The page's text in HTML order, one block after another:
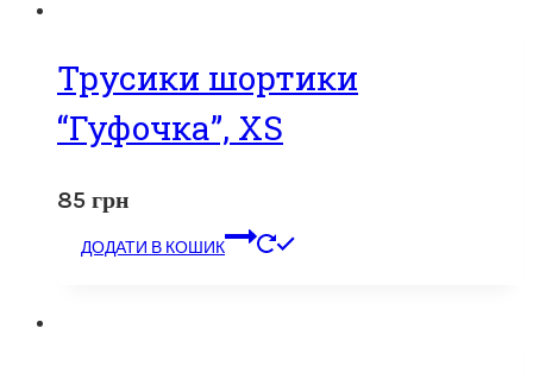
Трусики шортики
“Гуфочка”, XS
85 грн
ДОДАТИ В КОШИК